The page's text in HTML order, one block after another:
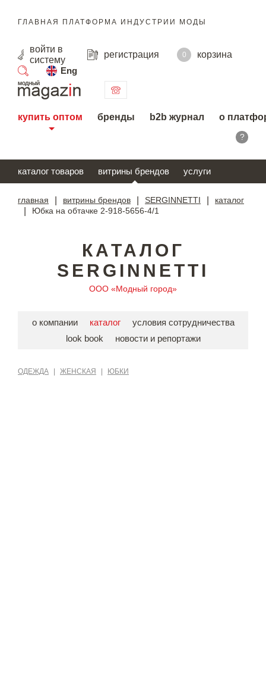
ГЛАВНАЯ ПЛАТФОРМА ИНДУСТРИИ МОДЫ
войти в
систему
регистрация 0
корзина
Eng
поиск
купить оптом бренды b2b журнал о
?
каталог товаров витрины брендов услуги
главная витрины брендов SERGINNETTI каталог
Юбка на обтачке 2-918-5656-4/1
КАТАЛОГ
SERGINNETTI
ООО «Модный город»
о компании каталог
условия сотрудничества
look book
новости и репортажи
ОДЕЖДА ЖЕНСКАЯ ЮБКИ